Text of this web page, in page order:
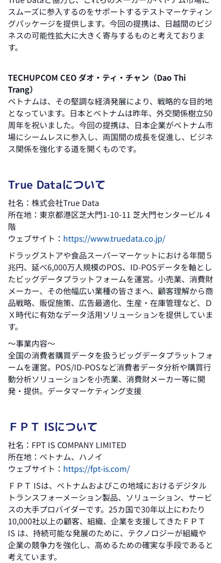
スムーズに参入するのをサポートするテストマーケティン
グパッケージを提供します。今回の提携は、日越間のビジ
ネスの可能性拡大に大きく寄与するものと考えておりま
す。
TECHUPCOM CEO ダオ・ティ・チャン（Dao Thi
Trang）
ベトナムは、その堅調な経済発展により、戦略的な目的地
となっています。日本とベトナムは昨年、外交関係樹立50
周年を祝いました。今回の提携は、日本企業がベトナム市
場にシームレスに参入し、両国間の成長を促進し、ビジネ
ス関係を強化する道を開くものです。
True Dataについて
社名：株式会社True Data
所在地：東京都港区芝大門1-10-11 芝大門センタービル 4
階
ウェブサイト： https://www.truedata.co.jp/
ドラッグストアや食品スーパーマーケットにおける年間５
兆円、延べ6,000万人規模のPOS、ID-POSデータを軸とし
たビッグデータプラットフォームを運営。小売業、消費財
メーカー、その他幅広い業種の皆さまへ、顧客理解から商
品戦略、販促施策、広告最適化、生産・在庫管理など、Ｄ
Ｘ時代に有効なデータ活用ソリューションを提供していま
す。
～事業内容～
全国の消費者購買データを扱うビッグデータプラットフォ
ームを運営。POS/ID-POSなど消費者データ分析や購買行
動分析ソリューションを小売業、消費財メーカー等に開
発・提供。データマーケティング支援
ＦＰＴ ISについて
社名：FPT IS COMPANY LIMITED
所在地：ベトナム、ハノイ
ウェブサイト： https://fpt-is.com/
ＦＰＴ ISは、ベトナムおよびこの地域におけるデジタル
トランスフォーメーション製品、ソリューション、サービ
スの大手プロバイダーです。25カ国で30年以上にわたり
10,000社以上の顧客、組織、企業を支援してきたＦＰＴ
IS は、持続可能な発展のために、テクノロジーが組織や
企業の競争力を強化し、高めるための確実な手段であると
考えています。